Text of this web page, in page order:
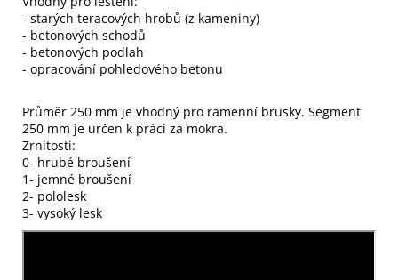
- starých teracových hrobů (z kameniny)
- betonových schodů
- betonových podlah
- opracování pohledového betonu
Průměr 250 mm je vhodný pro ramenní brusky. Segment
250 mm je určen k práci za mokra.
Zrnitosti:
0- hrubé broušení
1- jemné broušení
2- pololesk
3- vysoký lesk